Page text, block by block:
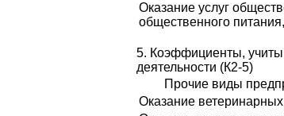
Оказание услуг
общественного
5. Коэффициенты,
деятельности (К2-5)
Прочие виды
Оказание ветеринарных